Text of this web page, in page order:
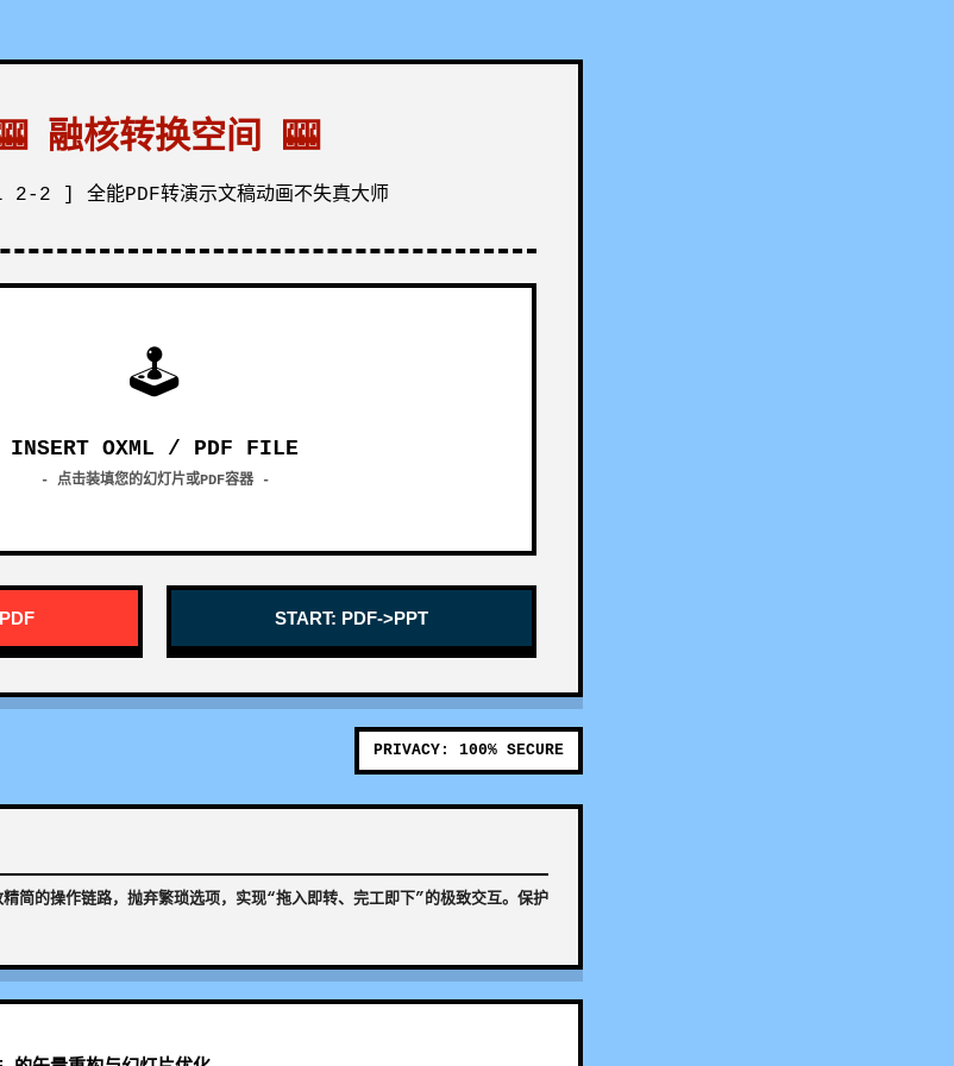
融核转换空间 🎰
2-2 ] 全能PDF转演示文稿动画不失真大师
🕹
INSERT OXML / PDF FILE
- 点击装填您的幻灯片或PDF容器 -
START: PDF->PPT
PRIVACY: 100% SECURE
简的操作链路，抛弃繁琐选项，实现“拖入即转、完工即下”的极致交互。保护